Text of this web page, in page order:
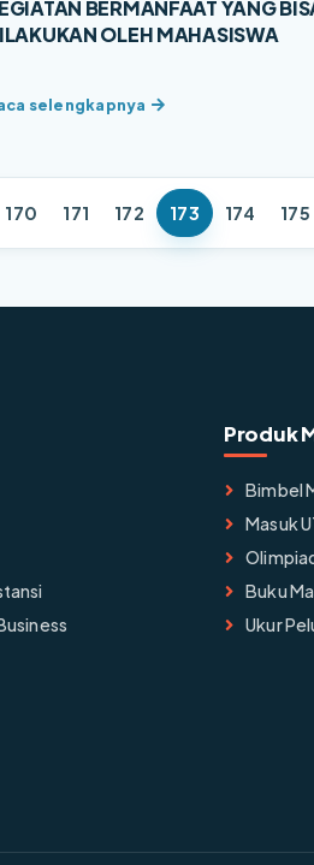
BERMANFAAT YANG
OLEH MAHASISWA
170 171 172 173 174 175
Produk
Bimbel
Masuk
Buku
Ukur